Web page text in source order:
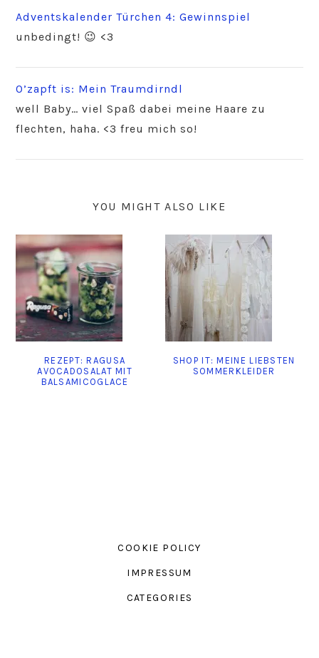
Adventskalender Türchen 4: Gewinnspiel
unbedingt! 😉 <3
O’zapft is: Mein Traumdirndl
well Baby… viel Spaß dabei meine Haare zu
flechten, haha. <3 freu mich so!
YOU MIGHT ALSO LIKE
REZEPT: RAGUSA
AVOCADOSALAT MIT
BALSAMICOGLACE
SHOP IT: MEINE LIEBSTEN
SOMMERKLEIDER
COOKIE POLICY
IMPRESSUM
CATEGORIES